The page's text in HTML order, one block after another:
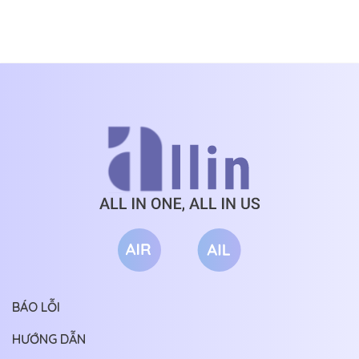
CHƯƠNG 174 30/11/2026
28/11/2026
26/11/2026
24/11/2026
CHƯƠNG 165
BÁO LỖI
HƯỚNG DẪN